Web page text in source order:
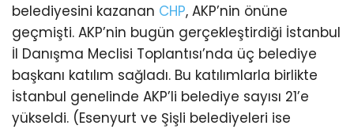
belediyesini kazanan CHP, AKP’nin önüne
geçmişti. AKP’nin bugün gerçekleştirdiği İstanbul
İl Danışma Meclisi Toplantısı’nda üç belediye
başkanı katılım sağladı. Bu katılımlarla birlikte
İstanbul genelinde AKP’li belediye sayısı 21’e
yükseldi. (Esenyurt ve Şişli belediyeleri ise